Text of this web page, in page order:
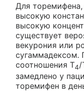
Для
высокую
высокую
существует
векурония или
сугаммадексом.
соотношения T4/
замедлено у
торемифен в